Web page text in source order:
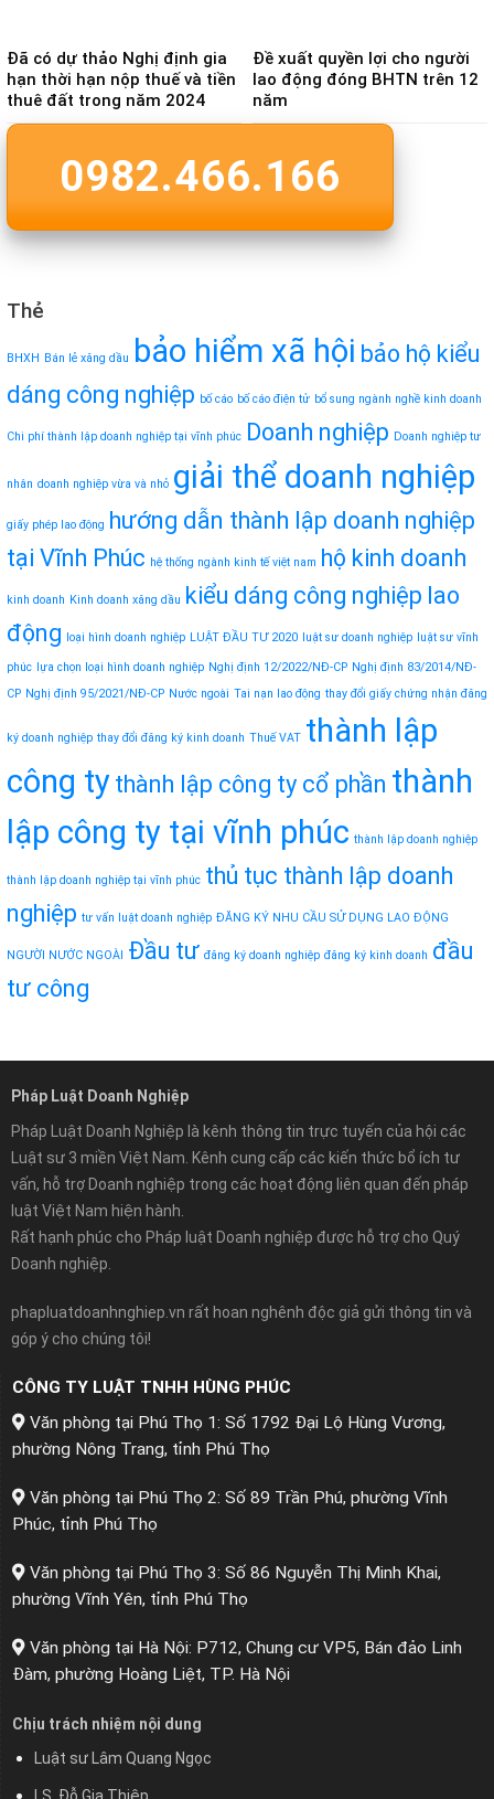
Đã có dự thảo Nghị định gia
hạn thời hạn nộp thuế và tiền
thuê đất trong năm 2024
Đề xuất quyền lợi cho người
lao động đóng BHTN trên 12
năm
0982.466.166
Thẻ
BHXH Bán lẻ xăng dầu bảo hiểm xã hội bảo hộ kiểu
dáng công nghiệp bố cáo bố cáo điện tử bổ sung ngành nghề kinh doanh
Chi phí thành lập doanh nghiệp tại vĩnh phúc Doanh nghiệp Doanh nghiệp tư
nhân doanh nghiệp vừa và nhỏ giải thể doanh nghiệp
giấy phép lao động hướng dẫn thành lập doanh nghiệp
tại Vĩnh Phúc hệ thống ngành kinh tế việt nam hộ kinh doanh
kinh doanh Kinh doanh xăng dầu kiểu dáng công nghiệp lao
động loại hình doanh nghiệp LUẬT ĐẦU TƯ 2020 luật sư doanh nghiệp luật sư vĩnh
phúc lựa chọn loại hình doanh nghiệp Nghị định 12/2022/NĐ-CP Nghị định 83/2014/NĐ-
CP Nghị định 95/2021/NĐ-CP Nước ngoài Tai nạn lao động thay đổi giấy chứng nhận đăng
ký doanh nghiệp thay đổi đăng ký kinh doanh Thuế VAT thành lập
công ty thành lập công ty cổ phần thành
lập công ty tại vĩnh phúc thành lập doanh nghiệp
thành lập doanh nghiệp tại vĩnh phúc thủ tục thành lập doanh
nghiệp tư vấn luật doanh nghiệp ĐĂNG KÝ NHU CẦU SỬ DỤNG LAO ĐỘNG
NGƯỜI NƯỚC NGOÀI Đầu tư đăng ký doanh nghiệp đăng ký kinh doanh đầu
tư công
Pháp Luật Doanh Nghiệp
Pháp Luật Doanh Nghiệp là kênh thông tin trực tuyến của hội các
Luật sư 3 miền Việt Nam. Kênh cung cấp các kiến thức bổ ích tư
vấn, hỗ trợ Doanh nghiệp trong các hoạt động liên quan đến pháp
luật Việt Nam hiện hành.
Rất hạnh phúc cho Pháp luật Doanh nghiệp được hỗ trợ cho Quý
Doanh nghiệp.
phapluatdoanhnghiep.vn rất hoan nghênh độc giả gửi thông tin và
góp ý cho chúng tôi!
CÔNG TY LUẬT TNHH HÙNG PHÚC
Văn phòng tại Phú Thọ 1: Số 1792 Đại Lộ Hùng Vương,
phường Nông Trang, tỉnh Phú Thọ
Văn phòng tại Phú Thọ 2: Số 89 Trần Phú, phường Vĩnh
Phúc, tỉnh Phú Thọ
Văn phòng tại Phú Thọ 3: Số 86 Nguyễn Thị Minh Khai,
phường Vĩnh Yên, tỉnh Phú Thọ
Văn phòng tại Hà Nội: P712, Chung cư VP5, Bán đảo Linh
Đàm, phường Hoàng Liệt, TP. Hà Nội
Chịu trách nhiệm nội dung
Luật sư Lâm Quang Ngọc
LS. Đỗ Gia Thiệp